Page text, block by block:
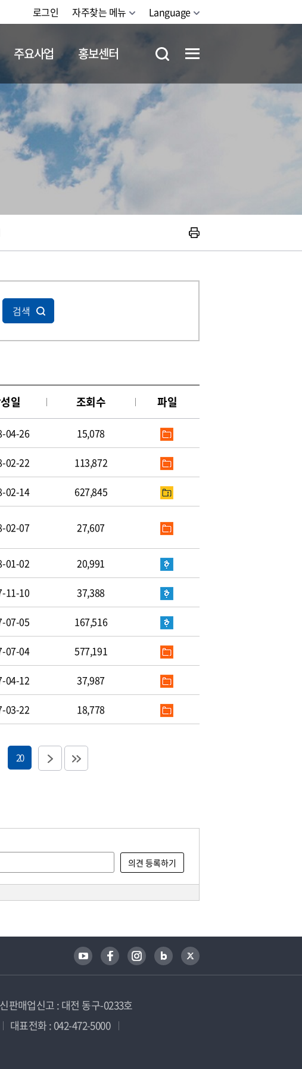
로그인 자주찾는 메뉴 Language
보
주요사업 홍보센터
검색
일 조회수 파일
04-26 15,078
02-22 113,872
02-14 627,845
02-07 27,607
01-02 20,991
11-10 37,388
07-05 167,516
07-04 577,191
04-12 37,987
03-22 18,778
20
판매업신고 : 대전 동구-0233호
대표전화 : 042-472-5000